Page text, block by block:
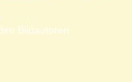
Bildautoren